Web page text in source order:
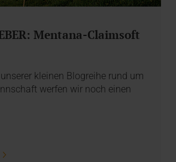
Mentana-Claimsoft
kleinen Blogreihe rund um
werfen wir noch einen